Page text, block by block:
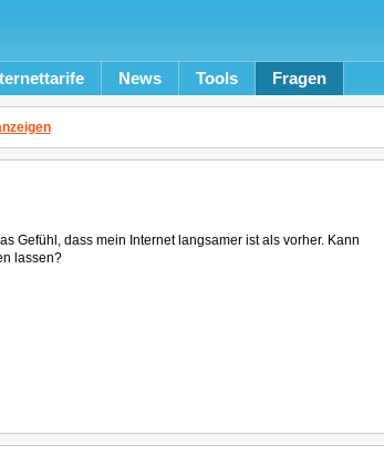
News Tools Fragen
Gefühl, dass mein Internet langsamer ist als vorher. Kann
lassen?